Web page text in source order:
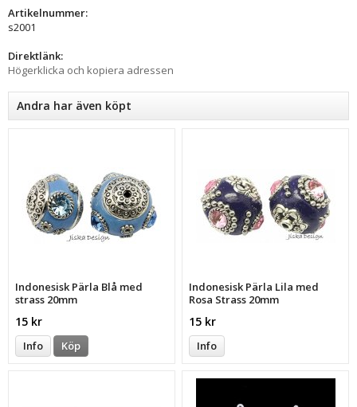
Artikelnummer:
s2001
Direktlänk:
Högerklicka och kopiera adressen
Andra har även köpt
Indonesisk Pärla Blå med
strass 20mm
15 kr
Info Köp
Indonesisk Pärla Lila med
Rosa Strass 20mm
15 kr
Info